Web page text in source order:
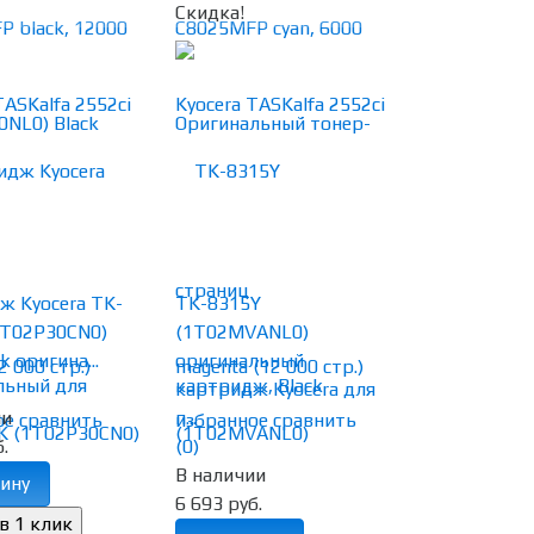
сравнить
Kyocera TK-
оригина...
Скидка!
избранное сравнить
TK-8315Y
(1T02MVANL0)
оригинальный
картридж Kyocera для
п...
(0)
В наличии
6 693 руб.